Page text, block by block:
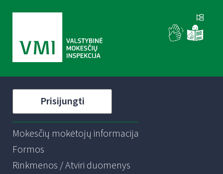
Prisijungti
Mokesčių mokėtojų informacija
Formos
Rinkmenos / Atviri duomenys